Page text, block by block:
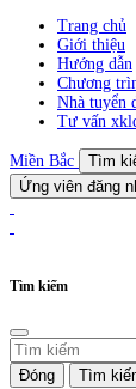
Trang chủ
Giới thiệu
Hướng dẫn
Chương
Nhà tuyển
Tư vấn
Miền Bắc
Tìm
Ứng viên đăng
Tìm kiếm
Đóng Tìm